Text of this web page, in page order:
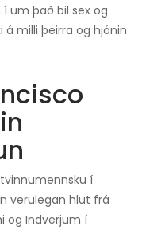
um það bil sex og
milli þeirra og hjónin
í
verulegan hlut frá
og Indverjum í